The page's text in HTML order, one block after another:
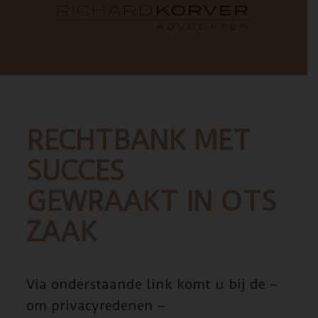
RECHTBANK MET
SUCCES
GEWRAAKT IN OTS
ZAAK
Via onderstaande link komt u bij de –
om privacyredenen –